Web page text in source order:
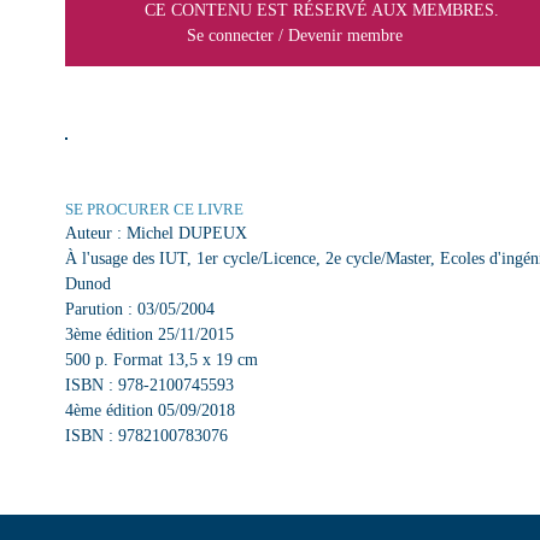
CE CONTENU EST RÉSERVÉ AUX MEMBRES.
Se connecter/ Devenir membre
SE PROCURER CE LIVRE
Auteur : Michel DUPEUX
À l'usage des IUT, 1er cycle/Licence, 2e cycle/Master, Ecoles
Dunod
Parution : 03/05/2004
3ème édition 25/11/2015
500 p. Format 13,5 x 19 cm
ISBN : 978-2100745593
4ème édition 05/09/2018
ISBN : 9782100783076